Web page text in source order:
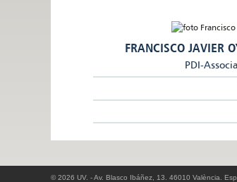
FRANCISCO JAVIER
PDI-
© 2026 UV. - Av. Blasco Ibáñez, 13. 46010 València.